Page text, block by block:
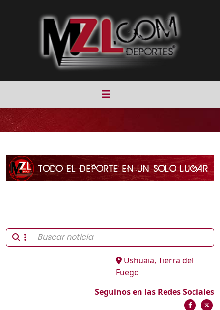
Ushuaia, Tierra del
Fuego
Seguinos en las Redes Sociales